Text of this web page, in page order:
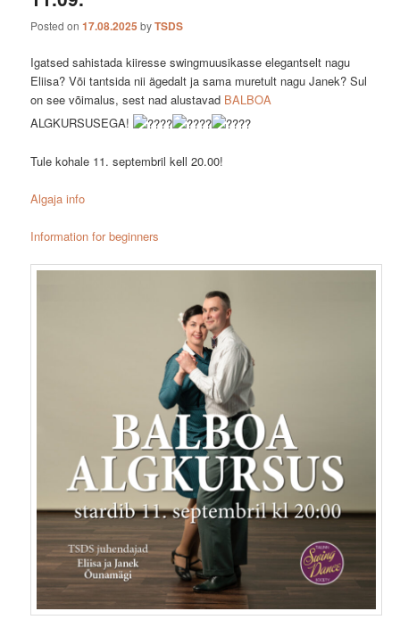
Posted on17.08.2025 byTSDS
Igatsed sahistada kiiresse swingmuusikasse elegantselt nagu
Eliisa? Või tantsida nii ägedalt ja sama muretult nagu Janek? Sul
on see võimalus, sest nad alustavad BALBOA
ALGKURSUSEGA!
Tule kohale 11. septembril kell 20.00!
Algaja info
Information for beginners